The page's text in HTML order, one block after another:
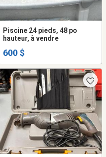
Piscine 24 pieds, 48 po
hauteur, à vendre
600 $